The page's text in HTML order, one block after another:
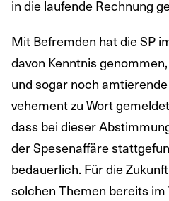
in die laufende Rechnung
Mit Befremden hat die SP
davon Kenntnis
und sogar noch
vehement zu Wort
dass bei dieser
der Spesenaffäre
bedauerlich. Für die
solchen Themen bereits im